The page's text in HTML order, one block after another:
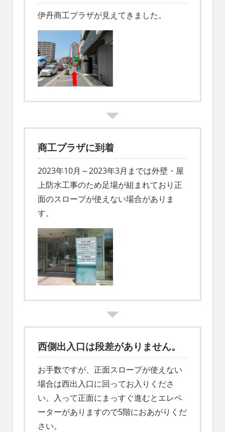
伊丹商工プラザが見えてきました。
商工プラザに到着
2023年10月～2023年3月までは外壁・屋
上防水工事のため足場が組まれており正
面のスロープが使えない場合がありま
す。
西側出入口は段差がありません。
お手数ですが、正面スロープが使えない
場合は西出入口に回ってお入りくださ
い。入って正面にまっすぐ進むとエレベ
ーターがありますので5階におあがりくだ
さい。